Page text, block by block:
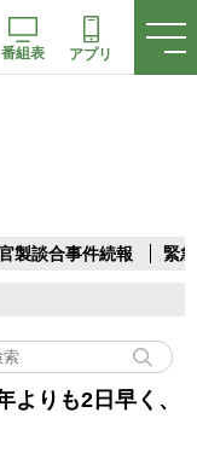
番組表 アプリ
製談合事件続報 緊
りも2日早く、